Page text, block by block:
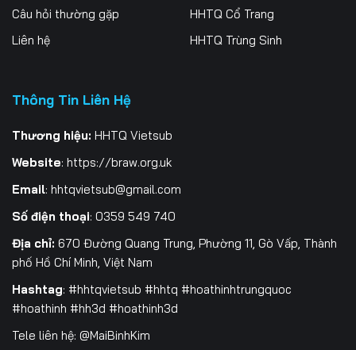
Tập 205
Tập 208 Tập 209
Tập 211 Tập 212
Tập 217 Tập 218 Tập 219
Tập 220 Tập 221
Tập 223 Tập 224
Tập 226
Câu hỏi thường gặp
Liên hệ
HHTQ Cổ Trang
HHTQ Trùng Sinh
Thông Tin Liên Hệ
Thương hiệu: HHTQ Vietsub
Website: https://braw.org.uk
Email: hhtqvietsub@gmail.com
Số điện thoại: 0359 549 740
Địa chỉ: 670 Đường Quang Trung, Phường 11, Gò Vấp, Thành
phố Hồ Chí Minh, Việt Nam
Hashtag: #hhtqvietsub #hhtq #hoathinhtrungquoc
#hoathinh #hh3d #hoathinh3d
Tele liên hệ: @MaiBinhKim